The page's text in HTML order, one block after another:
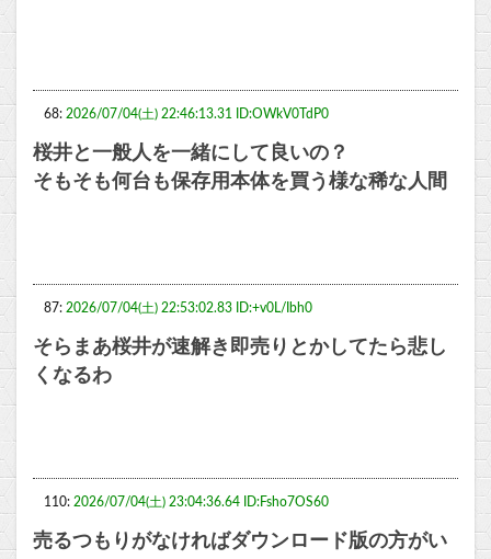
68: 2026/07/04(土) 22:46:13.31 ID:OWkV0TdP0
桜井と一般人を一緒にして良いの？
そもそも何台も保存用本体を買う様な稀な人間
87: 2026/07/04(土) 22:53:02.83 ID:+v0L/Ibh0
そらまあ桜井が速解き即売りとかしてたら悲し
くなるわ
110: 2026/07/04(土) 23:04:36.64 ID:Fsho7OS60
売るつもりがなければダウンロード版の方がい